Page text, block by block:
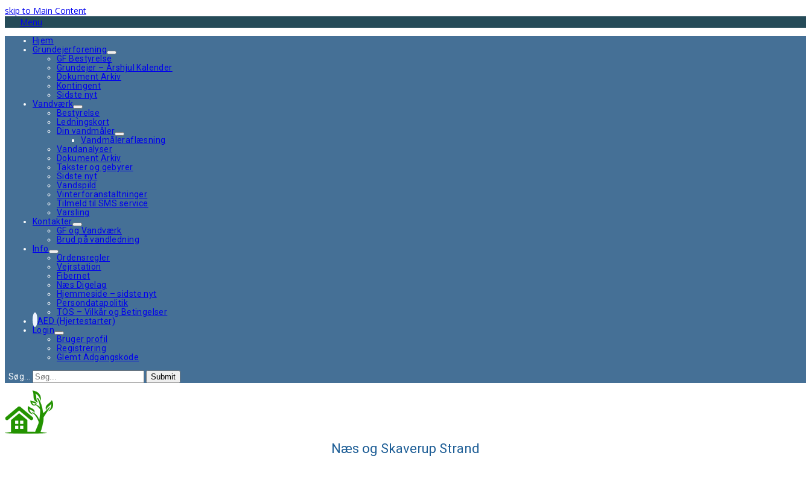
skip to Main Content
Menu
Hjem
Grundejerforening
GF Bestyrelse
Grundejer – Årshjul Kalender
Dokument Arkiv
Kontingent
Sidste nyt
Vandværk
Bestyrelse
Ledningskort
Din vandmåler
Vandmåleraflæsning
Vandanalyser
Dokument Arkiv
Takster og gebyrer
Sidste nyt
Vandspild
Vinterforanstaltninger
Tilmeld til SMS service
Varsling
Kontakter
GF og Vandværk
Brud på vandledning
Info
Ordensregler
Vejrstation
Fibernet
Næs Digelag
Hjemmeside – sidste nyt
Persondatapolitik
TOS – Vilkår og Betingelser
AED (Hjertestarter)
Login
Bruger profil
Registrering
Glemt Adgangskode
Søg...
Submit
Næs og Skaverup Strand